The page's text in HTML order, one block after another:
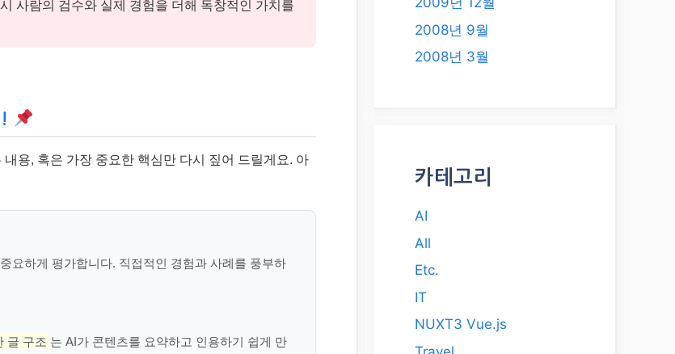
사람의 검수와 실제 경험을 더해 독창적인 가치를
용, 혹은 가장 중요한 핵심만 다시 짚어 드릴게요. 아
요하게 평가합니다. 직접적인 경험과 사례를 풍부하
글 구조 는 AI가 콘텐츠를 요약하고 인용하기 쉽게 만
2008년 9월
2008년 3월
카테고리
AI
All
Etc.
IT
NUXT3 Vue.js